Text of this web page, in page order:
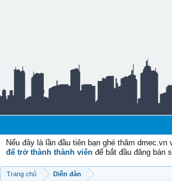
Nếu đây là lần đầu tiên bạn ghé thăm
để trở thành thành viên để bắt đầu đăng bán
Trang chủ Diễn đàn